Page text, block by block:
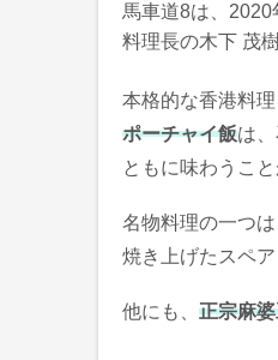
馬車道8は、
料理長の木下 茂
本格的な香港料
ポーチャイ飯は
ともに味わうこと
名物料理の一つは
焼き上げたスペ
他にも、 正宗麻